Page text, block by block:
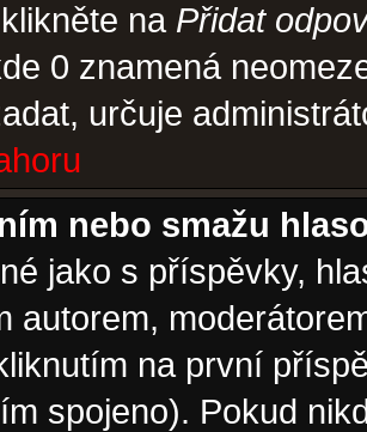
na Přidat
0 znamená
určuje
nebo smažu
jako s příspěvky,
autorem,
na první
spojeno). Pokud